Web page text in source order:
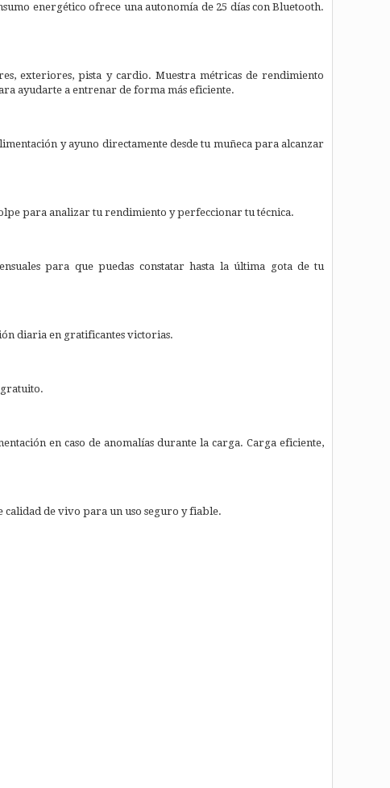
energético ofrece una autonomía de 25 días con Bluetooth.
exteriores, pista y cardio. Muestra métricas de rendimiento
ayudarte a entrenar de forma más eficiente.
y ayuno directamente desde tu muñeca para alcanzar
para analizar tu rendimiento y perfeccionar tu técnica.
para que puedas constatar hasta la última gota de tu
diaria en gratificantes victorias.
gratuito.
en caso de anomalías durante la carga. Carga eficiente,
calidad de vivo para un uso seguro y fiable.